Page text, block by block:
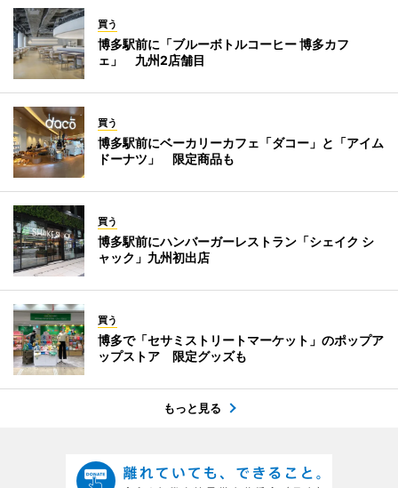
買う
博多駅前に「ブルーボトルコーヒー 博多カフ
ェ」 九州2店舗目
買う
博多駅前にベーカリーカフェ「ダコー」と「アイム
ドーナツ」 限定商品も
買う
博多駅前にハンバーガーレストラン「シェイク シ
ャック」九州初出店
買う
博多で「セサミストリートマーケット」のポップア
ップストア 限定グッズも
もっと見る